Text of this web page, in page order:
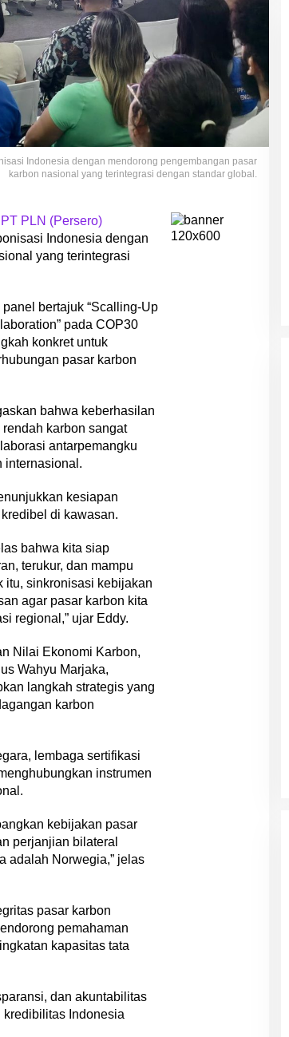
Indonesia dengan mendorong pengembangan pasar
karbon nasional yang terintegrasi dengan standar global.
PLN (Persero)
Indonesia dengan
yang terintegrasi
bertajuk “Scalling-Up
pada COP30
konkret untuk
pasar karbon
bahwa keberhasilan
karbon sangat
antarpemangku
internasional.
kesiapan
di kawasan.
bahwa kita siap
terukur, dan mampu
itu, sinkronisasi kebijakan
agar pasar karbon kita
regional,” ujar Eddy.
Nilai Ekonomi Karbon,
Wahyu Marjaka,
langkah strategis yang
karbon
lembaga sertifikasi
instrumen
kebijakan pasar
perjanjian bilateral
adalah Norwegia,” jelas
pasar karbon
pemahaman
kapasitas tata
dan akuntabilitas
kredibilitas Indonesia